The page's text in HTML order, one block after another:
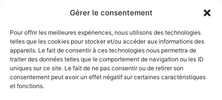
Gérer le consentement
Pour offrir les meilleures expériences, nous utilisons des technologies
telles que les cookies pour stocker et/ou accéder aux informations des
appareils. Le fait de consentir à ces technologies nous permettra de
traiter des données telles que le comportement de navigation ou les ID
uniques sur ce site. Le fait de ne pas consentir ou de retirer son
consentement peut avoir un effet négatif sur certaines caractéristiques
et fonctions.
Politique de confidentialité
Soutenez Contrepoints